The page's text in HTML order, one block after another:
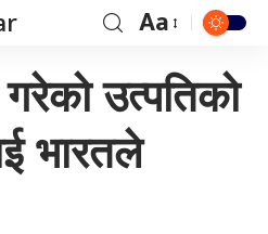
Aa
उत्पतिको
भारतले